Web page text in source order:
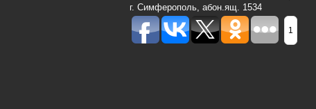
г. Симферополь, абон.ящ. 1534
1